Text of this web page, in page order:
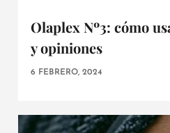
Olaplex Nº3: cómo
y opiniones
6 FEBRERO, 2024